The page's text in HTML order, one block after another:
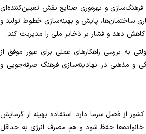
و بهره‌وری صنایع نقش تعیین‌کننده‌ای
ساختمان‌ها، پایش و بهینه‌سازی خطوط تولید و
دهد و فشار بر ذخایر ملی را مدیریت کند.
به بررسی راهکارهای عملی برای عبور موفق از
و مذهبی در نهادینه‌سازی فرهنگ صرفه‌جویی و
از فصل سرما دارد. استفاده بهینه از گرمایش
تنظیم شود تا هم رفاه خانواده‌ها حفظ شود و هم مصرف انرژی به حداقل